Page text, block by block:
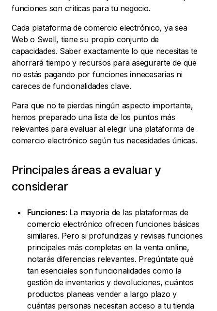
funciones son críticas para tu negocio.
Cada plataforma de comercio electrónico, ya sea
Web o Swell, tiene su propio conjunto de
capacidades. Saber exactamente lo que necesitas te
ahorrará tiempo y recursos para asegurarte de que
no estás pagando por funciones innecesarias ni
careces de funcionalidades clave.
Para que no te pierdas ningún aspecto importante,
hemos preparado una lista de los puntos más
relevantes para evaluar al elegir una plataforma de
comercio electrónico según tus necesidades únicas.
Principales áreas a evaluar y
considerar
Funciones: La mayoría de las plataformas de
comercio electrónico ofrecen funciones básicas
similares. Pero si profundizas y revisas funciones
principales más completas en la venta online,
notarás diferencias relevantes. Pregúntate qué
tan esenciales son funcionalidades como la
gestión de inventarios y devoluciones, cuántos
productos planeas vender a largo plazo y
cuántas personas necesitan acceso a tu tienda